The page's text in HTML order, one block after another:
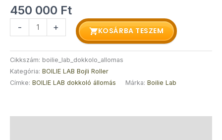
450 000 Ft
- + KOSÁRBA TESZEM
Cikkszám: boilie_lab_dokkolo_allomas
Kategória: BOILIE LAB Bojli Roller
Címke: BOILIE LAB dokkoló állomás Márka: Boilie Lab